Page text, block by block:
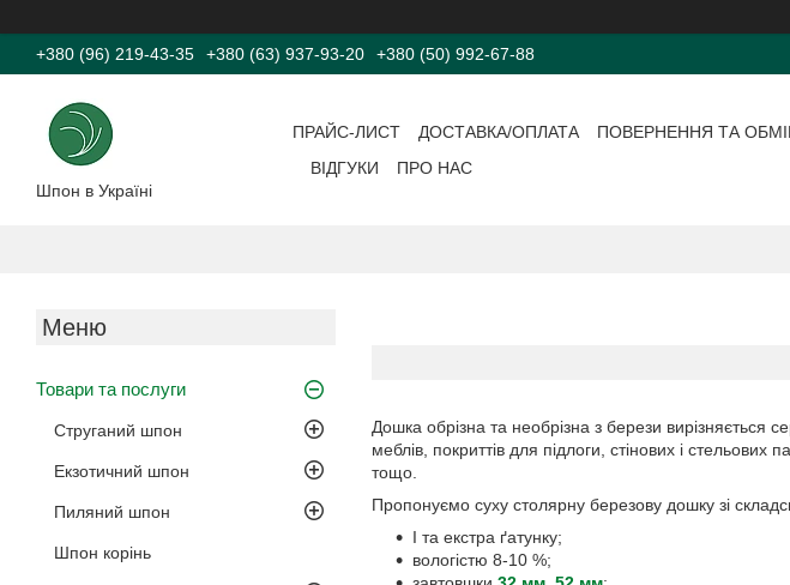
+380 (96) 219-43-35 +380 (63) 937-93-20 +380 (50) 992-67-88
Шпон в Україні
ПРАЙС-ЛИСТ ДОСТАВКА/ОПЛАТА ПОВЕРНЕННЯ ТА
ВІДГУКИ
ПРО НАС
Товари та послуги
Струганий шпон
Екзотичний шпон
Пиляний шпон
Шпон корінь
Дошка обрізна та необрізна з берези вирізняється
меблів, покриттів для підлоги, стінових і стельових
тощо.
Пропонуємо суху столярну березову дошку зі
I та екстра ґатунку;
вологістю 8-10 %;